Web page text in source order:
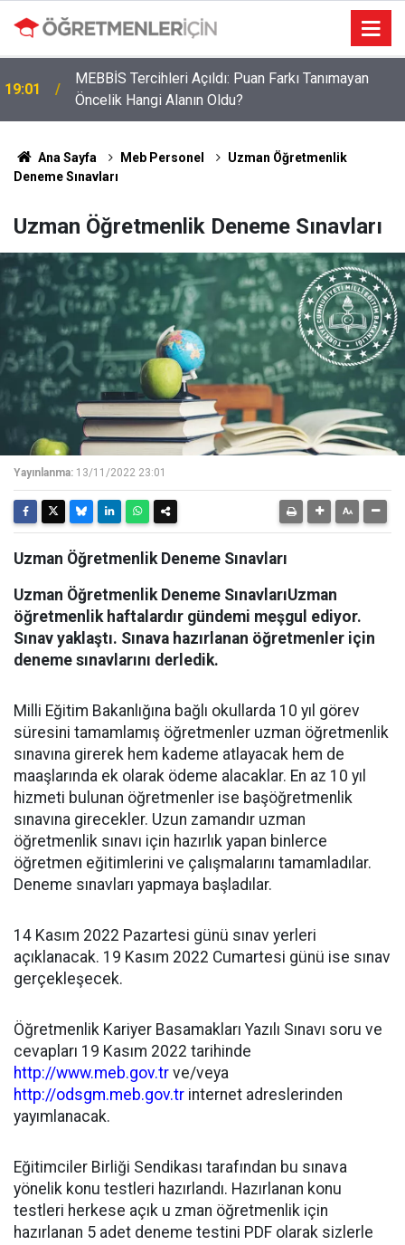
19:01
MEBBİS Tercihleri Açıldı: Puan Farkı Tanımayan
Öncelik Hangi Alanın Oldu?
Ana Sayfa Meb Personel
Uzman Öğretmenlik
Deneme Sınavları
Uzman Öğretmenlik Deneme Sınavları
Yayınlanma: 13/11/2022 23:01
Uzman Öğretmenlik Deneme Sınavları
Uzman Öğretmenlik Deneme SınavlarıUzman
öğretmenlik haftalardır gündemi meşgul ediyor.
Sınav yaklaştı. Sınava hazırlanan öğretmenler için
deneme sınavlarını derledik.
Milli Eğitim Bakanlığına bağlı okullarda 10 yıl görev
süresini tamamlamış öğretmenler uzman öğretmenlik
sınavına girerek hem kademe atlayacak hem de
maaşlarında ek olarak ödeme alacaklar. En az 10 yıl
hizmeti bulunan öğretmenler ise başöğretmenlik
sınavına girecekler. Uzun zamandır uzman
öğretmenlik sınavı için hazırlık yapan binlerce
öğretmen eğitimlerini ve çalışmalarını tamamladılar.
Deneme sınavları yapmaya başladılar.
14 Kasım 2022 Pazartesi günü sınav yerleri
açıklanacak. 19 Kasım 2022 Cumartesi günü ise sınav
gerçekleşecek.
Öğretmenlik Kariyer Basamakları Yazılı Sınavı soru ve
cevapları 19 Kasım 2022 tarihinde
http://www.meb.gov.tr ve/veya
http://odsgm.meb.gov.tr internet adreslerinden
yayımlanacak.
Eğitimciler Birliği Sendikası tarafından bu sınava
yönelik konu testleri hazırlandı. Hazırlanan konu
testleri herkese açık u zman öğretmenlik için
hazırlanan 5 adet deneme testini PDF olarak sizlerle